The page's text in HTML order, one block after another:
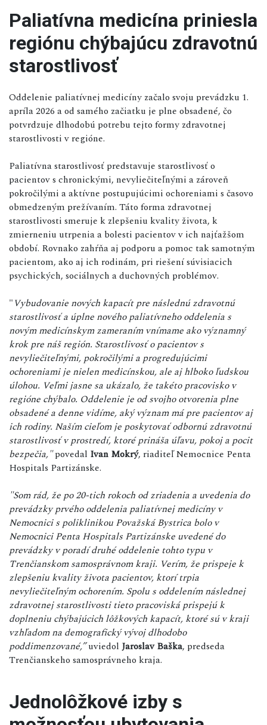
Paliatívna medicína priniesla
regiónu chýbajúcu zdravotnú
starostlivosť
Oddelenie paliatívnej medicíny začalo svoju prevádzku 1.
apríla 2026 a od samého začiatku je plne obsadené, čo
potvrdzuje dlhodobú potrebu tejto formy zdravotnej
starostlivosti v regióne.
Paliatívna starostlivosť predstavuje starostlivosť o
pacientov s chronickými, nevyliečiteľnými a zároveň
pokročilými a aktívne postupujúcimi ochoreniami s časovo
obmedzeným prežívaním. Táto forma zdravotnej
starostlivosti smeruje k zlepšeniu kvality života, k
zmierneniu utrpenia a bolesti pacientov v ich najťažšom
období. Rovnako zahŕňa aj podporu a pomoc tak samotným
pacientom, ako aj ich rodinám, pri riešení súvisiacich
psychických, sociálnych a duchovných problémov.
"Vybudovanie nových kapacít pre následnú zdravotnú
starostlivosť a úplne nového paliatívneho oddelenia s
novým medicínskym zameraním vnímame ako významný
krok pre náš región. Starostlivosť o pacientov s
nevyliečiteľnými, pokročilými a progredujúcimi
ochoreniami je nielen medicínskou, ale aj hlboko ľudskou
úlohou. Veľmi jasne sa ukázalo, že takéto pracovisko v
regióne chýbalo. Oddelenie je od svojho otvorenia plne
obsadené a denne vidíme, aký význam má pre pacientov aj
ich rodiny. Naším cieľom je poskytovať odbornú zdravotnú
starostlivosť v prostredí, ktoré prináša úľavu, pokoj a pocit
bezpečia,"povedal Ivan Mokrý, riaditeľ Nemocnice Penta
Hospitals Partizánske.
"Som rád, že po 20-tich rokoch od zriadenia a uvedenia do
prevádzky prvého oddelenia paliatívnej medicíny v
Nemocnici s poliklinikou Považská Bystrica bolo v
Nemocnici Penta Hospitals Partizánske uvedené do
prevádzky v poradí druhé oddelenie tohto typu v
Trenčianskom samosprávnom kraji. Verím, že prispeje k
zlepšeniu kvality života pacientov, ktorí trpia
nevyliečiteľným ochorením. Spolu s oddelením následnej
zdravotnej starostlivosti tieto pracoviská prispejú k
doplneniu chýbajúcich lôžkových kapacít, ktoré sú v kraji
vzhľadom na demografický vývoj dlhodobo
poddimenzované,”uviedol Jaroslav Baška, predseda
Trenčianskeho samosprávneho kraja.
Jednolôžkové izby s